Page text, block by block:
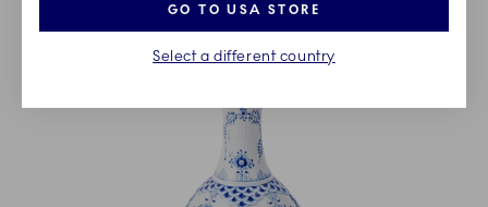
GO TO USA STORE
Select a different country